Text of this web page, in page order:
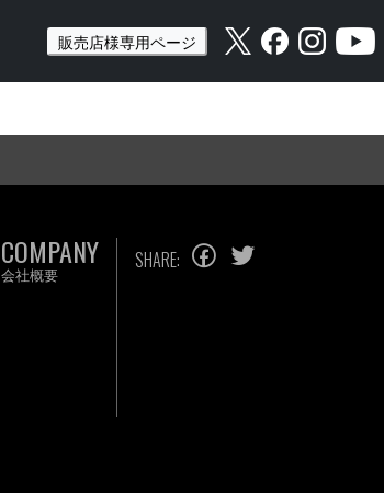
販売店様専用ページ
COMPANY
会社概要
SHARE: